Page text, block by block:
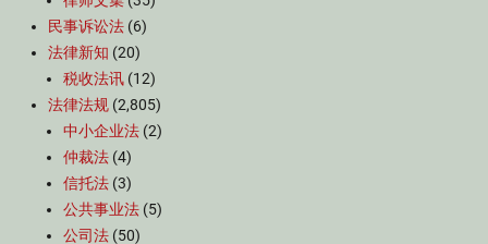
民事诉讼法 (6)
法律新知 (20)
税收法讯 (12)
法律法规 (2,805)
中小企业法 (2)
仲裁法 (4)
信托法 (3)
公共事业法 (5)
公司法 (50)